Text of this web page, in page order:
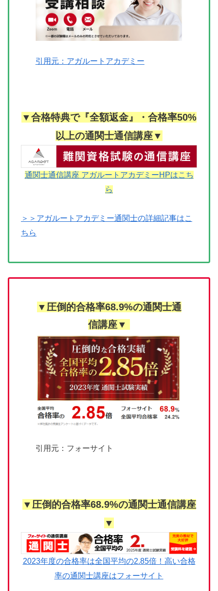
引用元：アガルートアカデミー
▼合格特典で『全額返金』・合格率50%
以上の通関士通信講座▼
通関士通信講座 アガルートアカデミーHPはこち
ら
＞＞アガルートアカデミー通関士の詳細記事はこ
ちら
▼圧倒的合格率68.9%の通関士通
信講座▼
引用元：フォーサイト
▼圧倒的合格率68.9%の通関士通信講座
▼
2023年度の合格率は全国平均の2.85倍！高い合格
率の通関士講座はフォーサイト